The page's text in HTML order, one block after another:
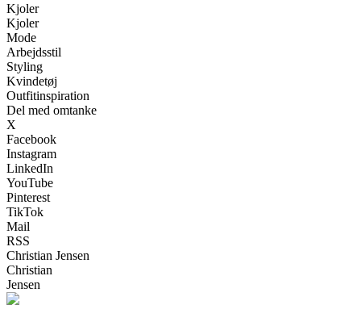
Kjoler
Kjoler
Mode
Arbejdsstil
Styling
Kvindetøj
Outfitinspiration
Del med omtanke
X
Facebook
Instagram
LinkedIn
YouTube
Pinterest
TikTok
Mail
RSS
Christian Jensen
Christian
Jensen